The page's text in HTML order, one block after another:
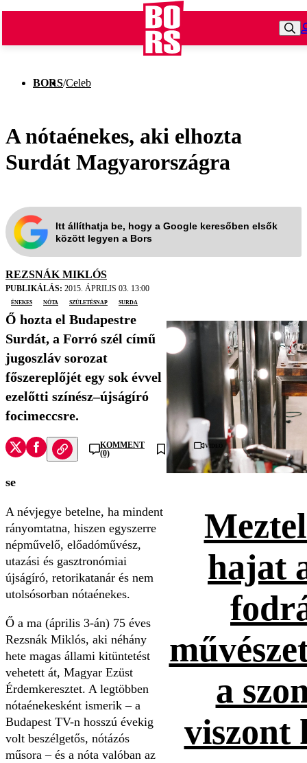
BORS/Celeb
A nótaénekes, aki elhozta
Surdát Magyarországra
Itt állíthatja be, hogy a Google keresőben elsők
között legyen a Bors
REZSNÁK MIKLÓS
PUBLIKÁLÁS: 2015. ÁPRILIS 03. 13:00
énekes
nóta születésnap Surda
Ő hozta el Budapestre
Surdát, a Forró szél című
jugoszláv sorozat
főszereplőjét egy sok évvel
ezelőtti színész–újságíró
focimeccsre.
KOMMENT
(0)
se
A névjegye betelne, ha mindent
rányomtatna, hiszen egyszerre
népművelő, előadóművész,
utazási és gasztronómiai
újságíró, retorikatanár és nem
utolsósorban nótaénekes.
Ő a ma (április 3-án) 75 éves
Rezsnák Miklós, aki néhány
hete magas állami kitüntetést
vehetett át, Magyar Ezüst
Érdemkeresztet. A legtöbben
nótaénekesként ismerik – a
Budapest TV-n hosszú évekig
volt beszélgetős, nótázós
műsora – és a nóta valóban az
Videó
hajat
a
viszont